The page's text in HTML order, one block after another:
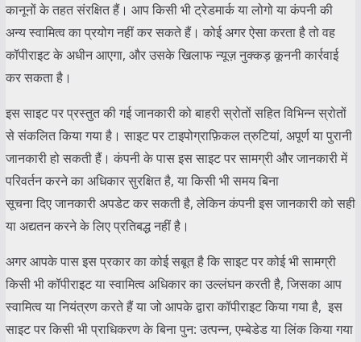
कानूनों के तहत संरक्षित हैं। आप किसी भी ट्रेडमार्क या लोगो या कंपनी की
अन्य स्वामित्व का प्रयोग नहीं कर सकते हैं। कोई अगर ऐसा करता है तो वह
कॉपीराइट के अधीन आएगा, और उसके खिलाफ न्यूज़ नुक्कड़ कूननी कार्रवाई
कर सकता है।
इस साइट पर प्रस्तुत की गई जानकारी को बाहरी स्रोतों सहित विभिन्न स्रोतों
से संकलित किया गया है। साइट पर टाइपोग्राफ़िकल त्रुटियां, अपूर्ण या पुरानी
जानकारी हो सकती हैं। कंपनी के पास इस साइट पर सामग्री और जानकारी में
परिवर्तन करने का अधिकार सुरक्षित है, या किसी भी समय बिना
सूचना दिए जानकारी अपडेट कर सकती है, लेकिन कंपनी इस जानकारी को सही
या अद्यतन करने के लिए प्रतिबद्ध नहीं है।
अगर आपके पास इस प्रकार का कोई सबूत है कि साइट पर कोई भी सामग्री
किसी भी कॉपीराइट या स्वामित्व अधिकार का उल्लंघन करती है, जिसका आप
स्वामित्व या नियंत्रण करते हैं या जो आपके द्वारा कॉपीराइट किया गया है, इस
साइट पर किसी भी प्राधिकरण के बिना पुन: उत्पन्न, एम्बेडेड या लिंक किया गया